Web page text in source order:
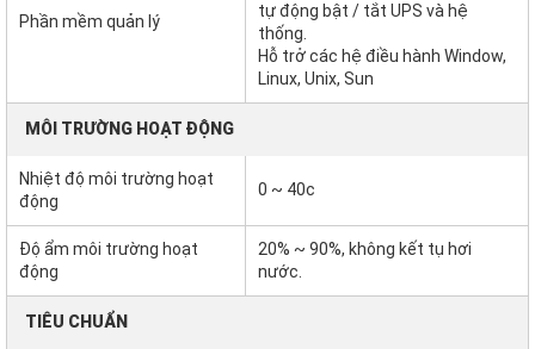
Phần mềm quản lý
tự động bật / tắt UPS và hệ
thống.
Hỗ trở các hệ điều hành Window,
Linux, Unix, Sun
MÔI TRƯỜNG HOẠT ĐỘNG
Nhiệt độ môi trường hoạt
động
0 ~ 40c
Độ ẩm môi trường hoạt
động
20% ~ 90%, không kết tụ hơi
nước.
TIÊU CHUẨN